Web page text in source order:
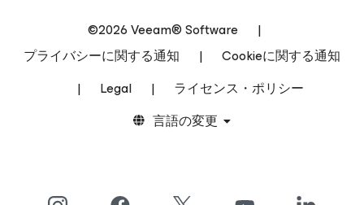
©2026 Veeam® Software
|
プライバシーに関する通知
|
Cookieに関する通知
|
Legal |
ライセンス・ポリシー
言語の変更